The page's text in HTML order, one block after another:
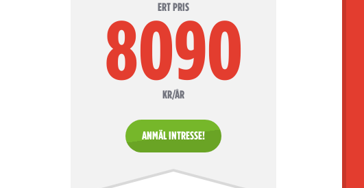
ERT PRIS
8090
KR/ÅR
ANMÄL INTRESSE!